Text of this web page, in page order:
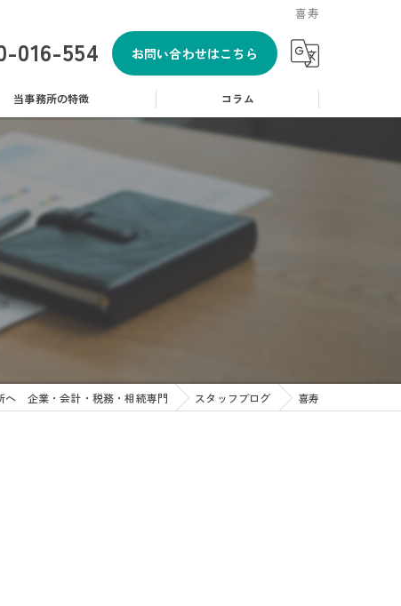
喜寿
016-554 お問い合わせはこちら
当事務所の特徴
告
コラム
へ 企業・会計・税務・相続専門 スタッフブログ 喜寿